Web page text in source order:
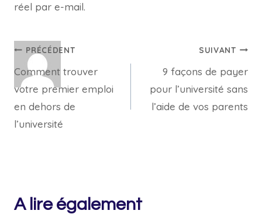
réel par e-mail.
Navigation
de
l’article
PRÉCÉDENT
Comment trouver
votre premier emploi
en dehors de
l’université
SUIVANT
9 façons de payer
pour l’université sans
l’aide de vos parents
A lire également